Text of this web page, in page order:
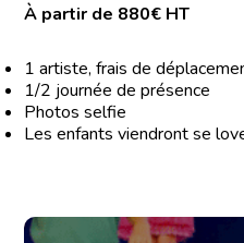
À partir de 880€ HT
1 artiste, frais de
1/2 journée de présence
Photos selfie
Les enfants viendront se